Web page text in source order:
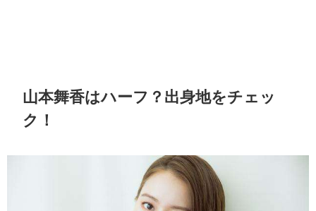
山本舞香はハーフ？出身地をチェッ
ク！